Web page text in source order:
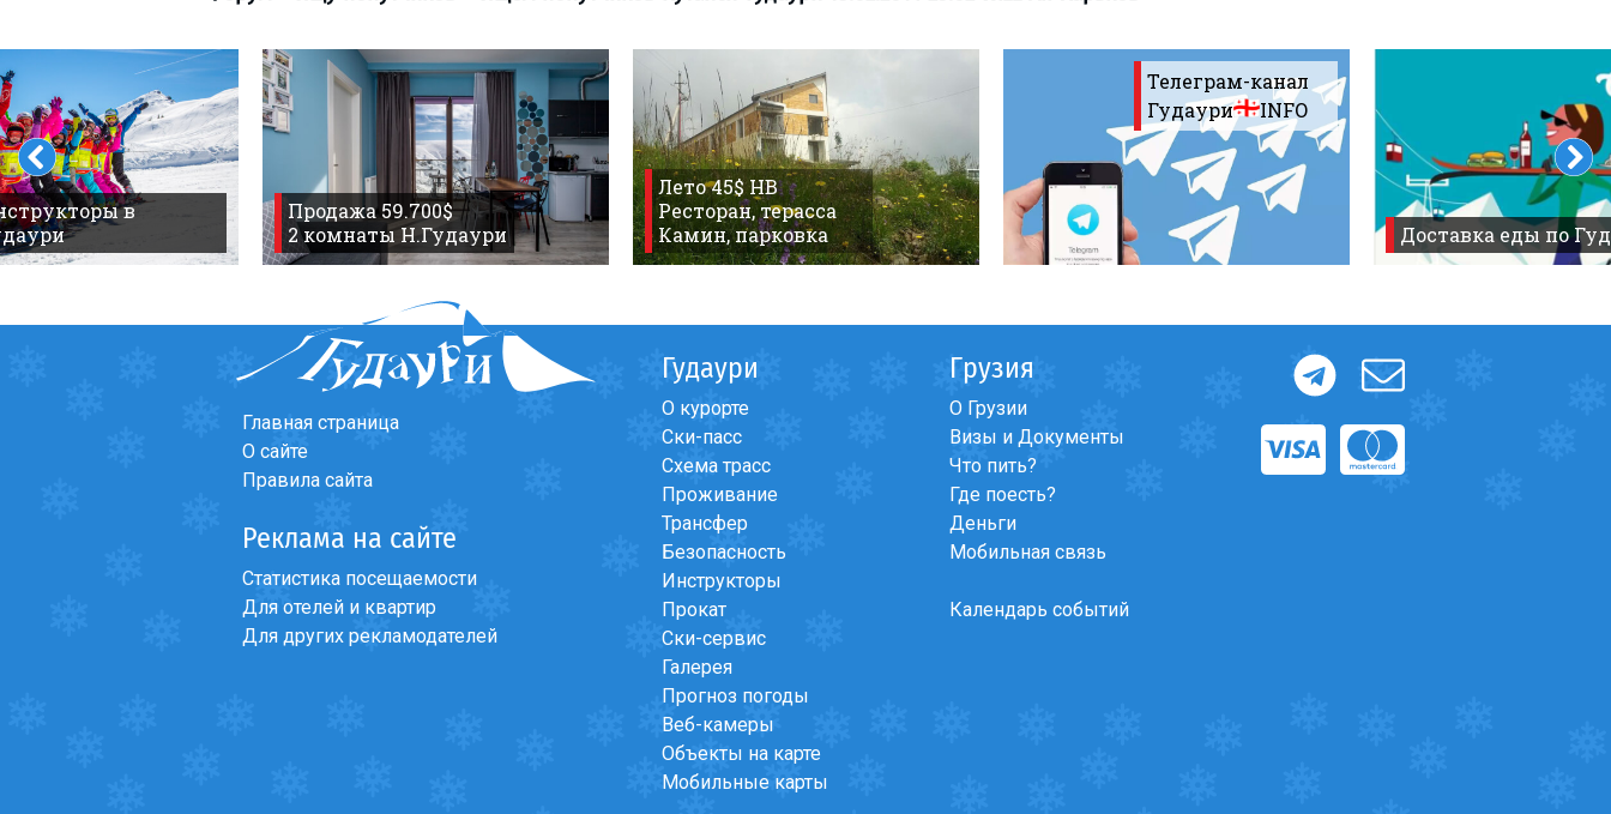
Форум>Ищу попутчиков > Ищем попутчиков Кутаиси-Гудаури 18.02.2014-25.02 Wizz Air Харьков
в
Продажа 59.700$
2 комнаты Н.Гудаури
Лето 45$ HB
Ресторан, терасса
Камин, парковка
Телеграм-канал
Гудаури
INFO
Доставка еды по
Главная страница
О сайте
Правила сайта
Реклама на сайте
Статистика посещаемости
Для отелей и квартир
Для других рекламодателей
Гудаури
О курорте
Ски-пасс
Схема трасс
Проживание
Трансфер
Безопасность
Инструкторы
Прокат
Ски-сервис
Галерея
Прогноз погоды
Веб-камеры
Объекты на карте
Мобильные карты
Грузия
О Грузии
Визы и Документы
Что пить?
Где поесть?
Деньги
Мобильная связь
Календарь событий
Долгосрочная аренда
Казбеги
Другое
ГРУЗИЯ
О Грузии
Визы и Документы
Мобильная связь